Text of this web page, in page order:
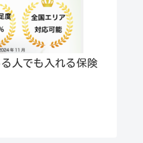
人でも入れる保険